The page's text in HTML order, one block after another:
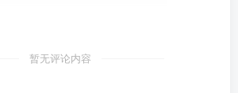
暂无评论内容